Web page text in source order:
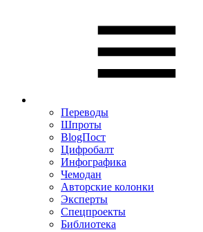
Переводы
Шпроты
BlogПост
Цифробалт
Инфографика
Чемодан
Авторские колонки
Эксперты
Спецпроекты
Библиотека